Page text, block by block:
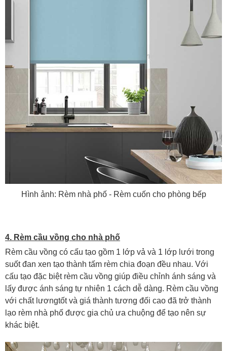
Hình ảnh: Rèm nhà phố - Rèm cuốn cho phòng bếp
4. Rèm cầu vồng cho nhà phố
Rèm cầu vồng có cấu tạo gồm 1 lớp vả và 1 lớp lưới trong
suốt đan xen tạo thành tấm rèm chia đoạn đều nhau. Với
cấu tạo đặc biệt rèm cầu vồng giúp điều chỉnh ánh sáng và
lấy được ánh sáng tự nhiên 1 cách dễ dàng. Rèm cầu vồng
với chất lươngtốt và giá thành tương đối cao đã trở thành
lạo rèm nhà phố được gia chủ ưa chuộng để tạo nên sự
khác biệt.